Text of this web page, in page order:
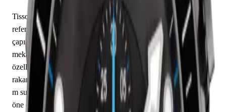
Tissot'ın Seastar koleksiyonundan T066.427.17.057.02
referans numaralı bu model, seçkin bir kol saatidir. Saatin kasa
çapı 48.00 mm olarak belirlenmiştir. Caliber C01.211
mekanizma ile donatılmış olan bu saat, saat, dakika
özelliklerine sahiptir. Kadran siyah renkte tasarlanmış olup arap
rakamı indekslerle tamamlanmıştır. Teknik detaylarında 300.00
m su geçirmezlik, 17.28 mm kasa yüksekliği, açık arka kapak
öne çıkmaktadır. Sınırlı üretim olarak piyasaya sunulan bu